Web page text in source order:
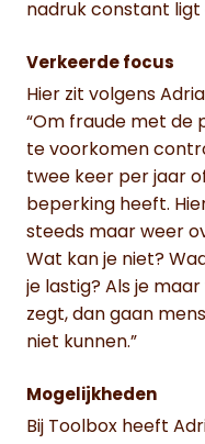
nadruk constant ligt
Verkeerde focus
Hier zit volgens
“Om fraude met de
te voorkomen
twee keer per jaar
beperking heeft.
steeds maar weer
Wat kan je niet?
je lastig? Als je maar
zegt, dan gaan
niet kunnen.”
Mogelijkheden
Bij Toolbox heeft